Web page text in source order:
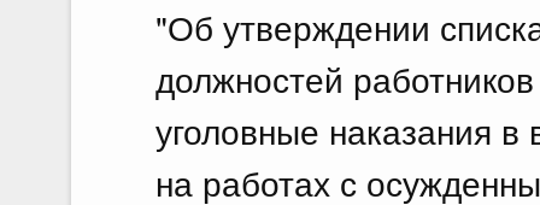
"Об утверждении
должностей
уголовные наказания
на работах с